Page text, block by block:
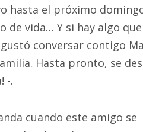
hasta el próximo
de vida… Y si hay algo
conversar contigo
Hasta pronto, se
-.
cuando este amigo se